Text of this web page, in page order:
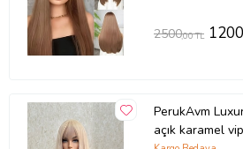
2500,00 TL 1200
PerukAvm
açık karamel